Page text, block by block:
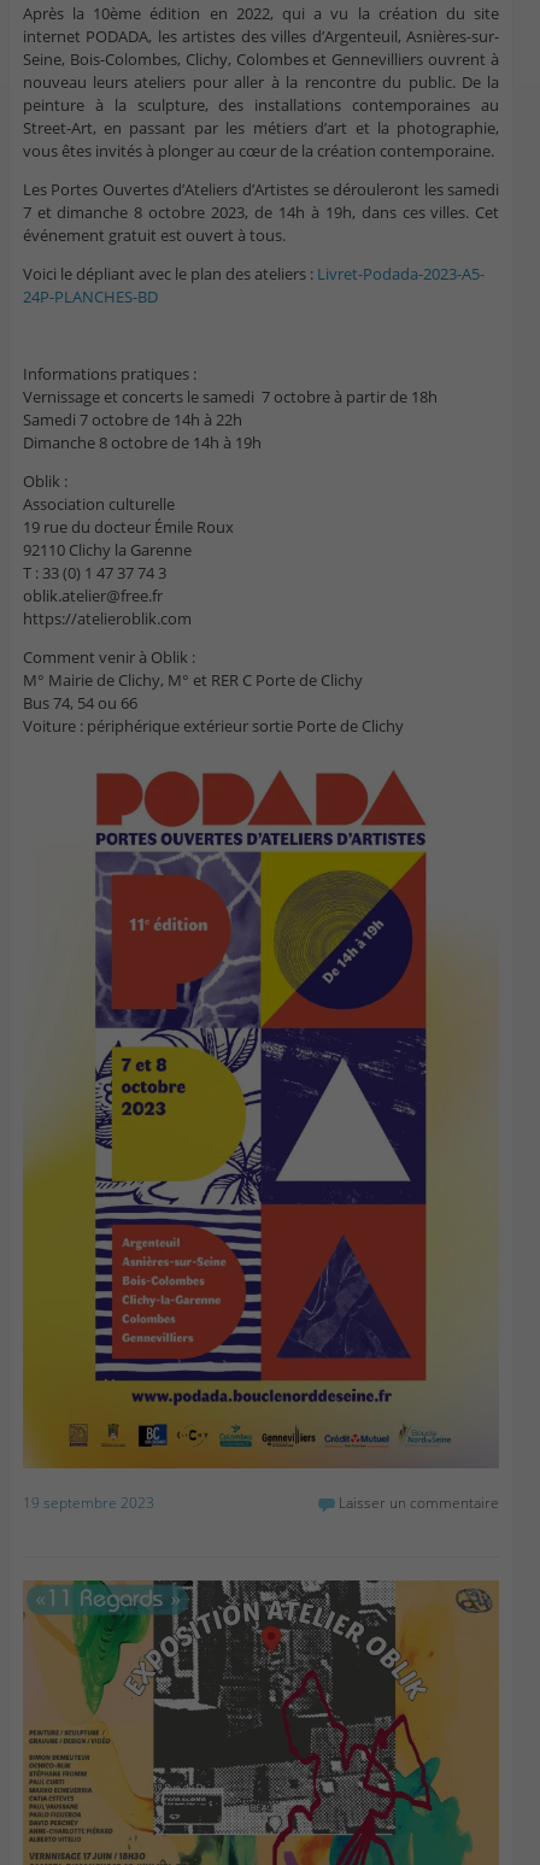
Après la 10ème édition en 2022, qui a vu la création du site
internet PODADA, les artistes des villes d’Argenteuil, Asnières-sur-
Seine, Bois-Colombes, Clichy, Colombes et Gennevilliers ouvrent à
nouveau leurs ateliers pour aller à la rencontre du public. De la
peinture à la sculpture, des installations contemporaines au
Street-Art, en passant par les métiers d’art et la photographie,
vous êtes invités à plonger au cœur de la création contemporaine.
Les Portes Ouvertes d’Ateliers d’Artistes se dérouleront les samedi
7 et dimanche 8 octobre 2023, de 14h à 19h, dans ces villes. Cet
événement gratuit est ouvert à tous.
Voici le dépliant avec le plan des ateliers : Livret-Podada-2023-A5-
24P-PLANCHES-BD
Informations pratiques :
Vernissage et concerts le samedi 7 octobre à partir de 18h
Samedi 7 octobre de 14h à 22h
Dimanche 8 octobre de 14h à 19h
Oblik :
Association culturelle
19 rue du docteur Émile Roux
92110 Clichy la Garenne
T : 33 (0) 1 47 37 74 3
oblik.atelier@free.fr
https://atelieroblik.com
Comment venir à Oblik :
M° Mairie de Clichy, M° et RER C Porte de Clichy
Bus 74, 54 ou 66
Voiture : périphérique extérieur sortie Porte de Clichy
19 septembre 2023 Laisser un commentaire